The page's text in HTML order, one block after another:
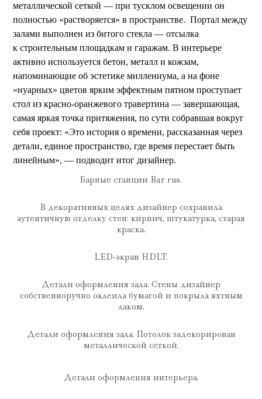
металлической сеткой — при тусклом освещении он
полностью «растворяется» в пространстве. Портал между
залами выполнен из битого стекла — отсылка
к строительным площадкам и гаражам. В интерьере
активно используется бетон, металл и кожзам,
напоминающие об эстетике миллениума, а на фоне
«нуарных» цветов ярким эффектным пятном проступает
стол из красно-оранжевого травертина — завершающая,
самая яркая точка притяжения, по сути собравшая вокруг
себя проект: «Это история о времени, рассказанная через
детали, единое пространство, где время перестает быть
линейным», — подводит итог дизайнер.
Барные станции Bar rus.
В декоративных целях дизайнер сохранила
аутентичную отделку стен: кирпич, штукатурка, старая
краска.
LED-экран HDLT.
Детали оформления зала. Стены дизайнер
собственноручно оклеила бумагой и покрыла яхтным
лаком.
Детали оформления зала. Потолок задекорирован
металлической сеткой.
Детали оформления интерьера.